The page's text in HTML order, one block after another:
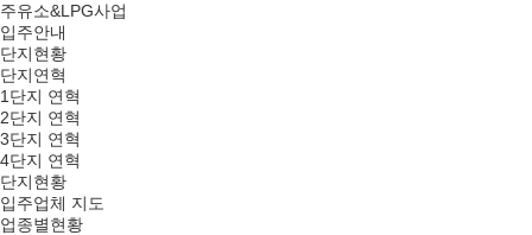
주유소&LPG사업
입주안내
단지현황
단지연혁
1단지 연혁
2단지 연혁
3단지 연혁
4단지 연혁
단지현황
입주업체 지도
업종별현황